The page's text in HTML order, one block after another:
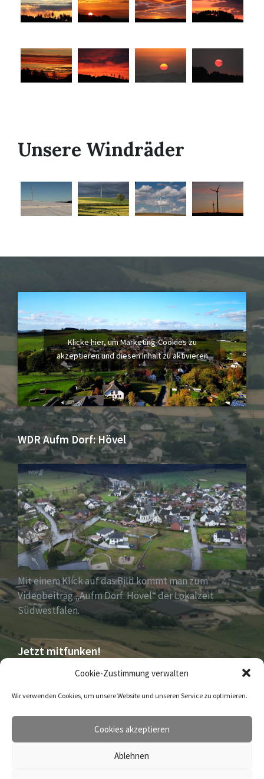
Cookie-Zustimmung verwalten
Wir verwenden Cookies, um unsere Website und unseren Service zu optimieren.
Cookies akzeptieren
Ablehnen
Unsere Windräder
Klicke hier, um Marketing-Cookies zu
akzeptieren und diesen Inhalt zu aktivieren
WDR Aufm Dorf: Hövel
Mit einem Klick auf das Bild kommt man zum
Videobeitrag „Aufm Dorf: Hövel“ der Lokalzeit
Südwestfalen.
Jetzt mitfunken!
Laufenden mit DorfFunk!
Jetzt laden für iOS & Android